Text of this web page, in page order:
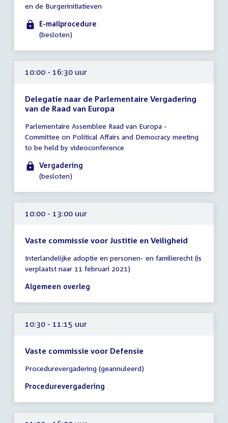
uur
en de Burgerinitiatieven
E-mailprocedure
(besloten)
10:00 - 16:30 uur
Delegatie naar de Parlementaire Vergadering
van de Raad van Europa
vergadering
10:00
-
16:30
uur
Parlementaire Assemblee Raad van Europa -
Committee on Political Affairs and Democracy meeting
to be held by videoconference
Vergadering
(besloten)
10:00 - 13:00 uur
Vaste commissie voor Justitie en Veiligheid
vergadering
10:00
-
13:00
uur
Interlandelijke adoptie en personen- en familierecht (is
verplaatst naar 11 februari 2021)
Algemeen overleg
10:30 - 11:15 uur
Vaste commissie voor Defensie
vergadering
10:30
11:15
uur
Procedurevergadering (geannuleerd)
Procedurevergadering